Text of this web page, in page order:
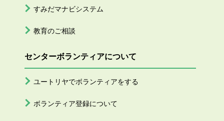
すみだマナビシステム
教育のご相談
センターボランティアについて
ユートリヤでボランティアをする
ボランティア登録について